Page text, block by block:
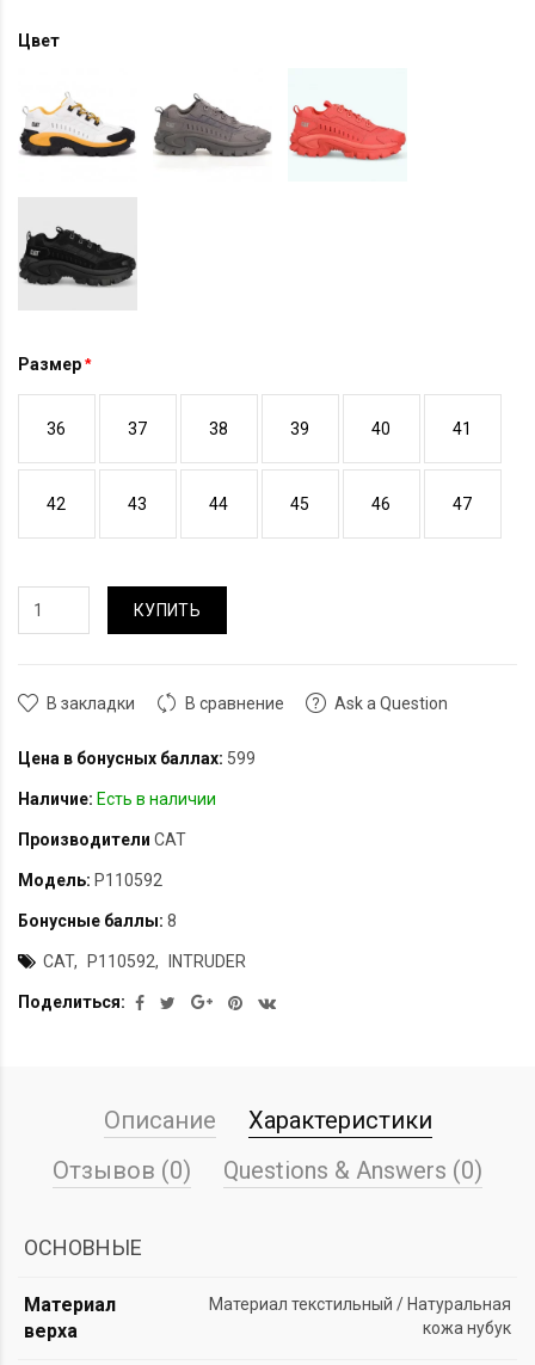
Цвет
Размер
36 37 38 39 40 41
42 43 44 45 46 47
КУПИТЬ
В закладки В сравнение Ask a Question
Цена в бонусных баллах: 599
Наличие: Есть в наличии
Производители CAT
Модель: P110592
Бонусные баллы: 8
CAT P110592 INTRUDER
Поделиться:
Описание
Характеристики
Отзывов (0)
Questions & Answers (0)
ОСНОВНЫЕ
Материал
верха
Материал текстильный / Натуральная
кожа нубук